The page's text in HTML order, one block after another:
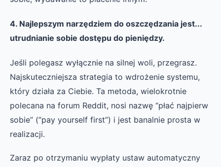
4. Najlepszym narzędziem do oszczędzania jest...
utrudnianie sobie dostępu do pieniędzy.
Jeśli polegasz wyłącznie na silnej woli, przegrasz.
Najskuteczniejsza strategia to wdrożenie systemu,
który działa za Ciebie. Ta metoda, wielokrotnie
polecana na forum Reddit, nosi nazwę “płać najpierw
sobie” (”pay yourself first”) i jest banalnie prosta w
realizacji.
Zaraz po otrzymaniu wypłaty ustaw automatyczny